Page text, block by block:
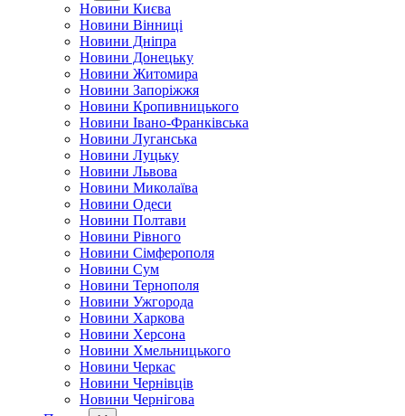
Новини Києва
Новини Вінниці
Новини Дніпра
Новини Донецьку
Новини Житомира
Новини Запоріжжя
Новини Кропивницького
Новини Івано-Франківська
Новини Луганська
Новини Луцьку
Новини Львова
Новини Миколаїва
Новини Одеси
Новини Полтави
Новини Рівного
Новини Сімферополя
Новини Сум
Новини Тернополя
Новини Ужгорода
Новини Харкова
Новини Херсона
Новини Хмельницького
Новини Черкас
Новини Чернівців
Новини Чернігова